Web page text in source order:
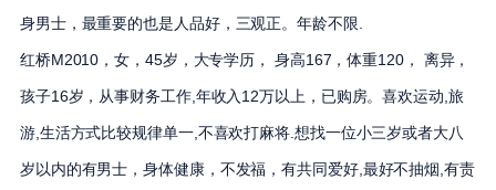
身男士，最重要的也是人品好，三观正。年龄不限.
红桥M2010，女，45岁，大专学历， 身高167，体重120， 离异，
孩子16岁，从事财务工作,年收入12万以上，已购房。喜欢运动,旅
游,生活方式比较规律单一,不喜欢打麻将.想找一位小三岁或者大八
岁以内的有男士，身体健康，不发福，有共同爱好,最好不抽烟,有责